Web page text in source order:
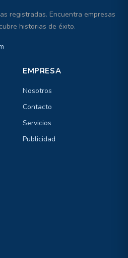
registradas. Encuentra empresas
historias de éxito.
EMPRESA
Nosotros
Contacto
Servicios
Publicidad